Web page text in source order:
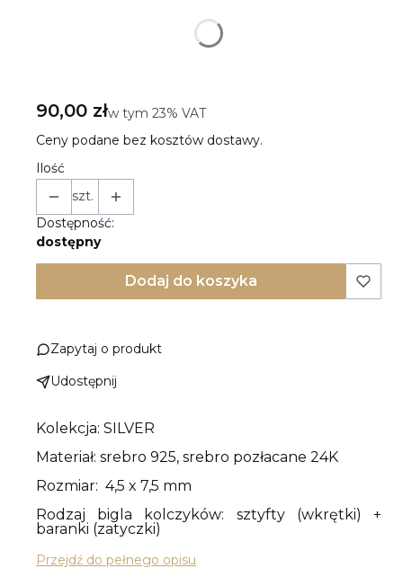
Poszczególne warianty mogą różnić się ceną
Cena
90,00 złw tym 23% VAT
w tym 23% VAT
Ceny podane bez kosztów dostawy.
Ilość
szt.
Dostępność:
dostępny
Dodaj do koszyka
Zapytaj o produkt
Udostępnij
Kolekcja: SILVER
Materiał: srebro 925, srebro pozłacane 24K
Rozmiar: 4,5 x 7,5 mm
Rodzaj bigla kolczyków: sztyfty (wkrętki) +
baranki (zatyczki)
Przejdź do pełnego opisu